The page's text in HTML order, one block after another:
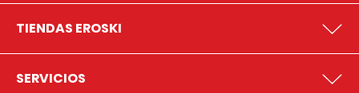
TIENDAS EROSKI
SERVICIOS